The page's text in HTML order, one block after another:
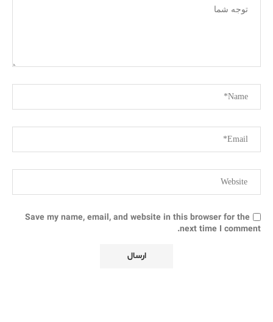
Save my name, email, and website in this browser for the
next time I comment.